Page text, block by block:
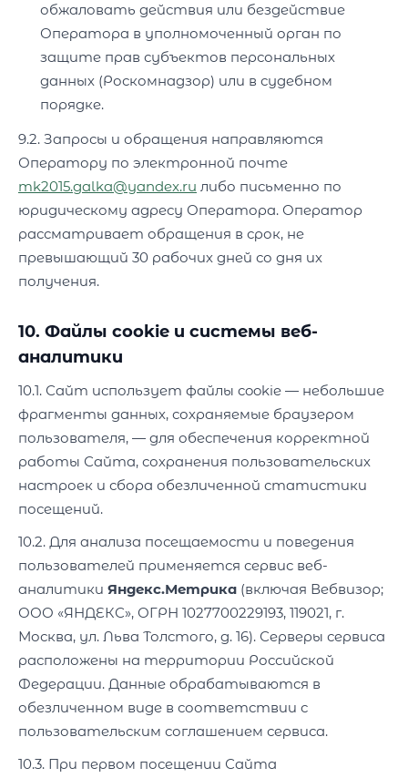
обжаловать действия или бездействие
Оператора в уполномоченный орган по
защите прав субъектов персональных
данных (Роскомнадзор) или в судебном
порядке.
9.2. Запросы и обращения направляются
Оператору по электронной почте
mk2015.galka@yandex.ru либо письменно по
юридическому адресу Оператора. Оператор
рассматривает обращения в срок, не
превышающий 30 рабочих дней со дня их
получения.
10. Файлы cookie и системы веб-
аналитики
10.1. Сайт использует файлы cookie — небольшие
фрагменты данных, сохраняемые браузером
пользователя, — для обеспечения корректной
работы Сайта, сохранения пользовательских
настроек и сбора обезличенной статистики
посещений.
10.2. Для анализа посещаемости и поведения
пользователей применяется сервис веб-
аналитики Яндекс.Метрика (включая Вебвизор;
ООО «ЯНДЕКС», ОГРН 1027700229193, 119021, г.
Москва, ул. Льва Толстого, д. 16). Серверы сервиса
расположены на территории Российской
Федерации. Данные обрабатываются в
обезличенном виде в соответствии с
пользовательским соглашением сервиса.
10.3. При первом посещении Сайта